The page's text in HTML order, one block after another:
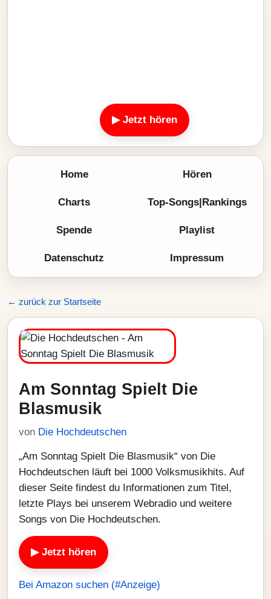
▶ Jetzt hören
Home Hören
Charts Top-Songs|Rankings
Spende Playlist
Datenschutz Impressum
← zurück zur Startseite
Am Sonntag Spielt Die
Blasmusik
von Die Hochdeutschen
„Am Sonntag Spielt Die Blasmusik“ von Die
Hochdeutschen läuft bei 1000 Volksmusikhits. Auf
dieser Seite findest du Informationen zum Titel,
letzte Plays bei unserem Webradio und weitere
Songs von Die Hochdeutschen.
▶ Jetzt hören
Bei Amazon suchen (#Anzeige)